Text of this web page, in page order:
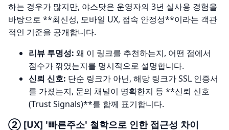
하는 경우가 많지만, 야스닷은 운영자의 3년 실사용 경험을
바탕으로 **최신성, 모바일 UX, 접속 안정성**이라는 객관
적인 기준을 공개합니다.
리뷰 투명성: 왜 이 링크를 추천하는지, 어떤 점에서
점수가 깎였는지를 명시적으로 설명합니다.
신뢰 신호: 단순 링크가 아닌, 해당 링크가 SSL 인증서
를 가졌는지, 문의 채널이 명확한지 등 **신뢰 신호
(Trust Signals)**를 함께 표기합니다.
② [UX] '빠른주소' 철학으로 인한 접근성 차이